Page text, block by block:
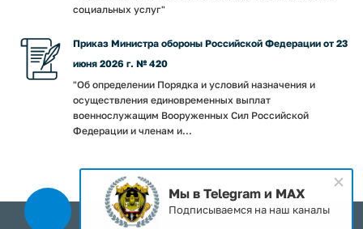
социальных услуг"
Приказ Министра обороны Российской Федерации от 23
июня 2026 г. № 420
"Об определении Порядка и условий назначения и
осуществления единовременных выплат
военнослужащим Вооруженных Сил Российской
Федерации и членам и...
Мы в Telegram и MAX
Подписываемся на наш каналы